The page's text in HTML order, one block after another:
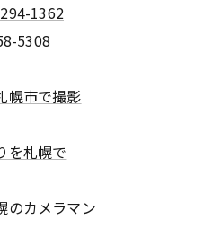
1362
5308
幌市で撮影
を札幌で
のカメラマン